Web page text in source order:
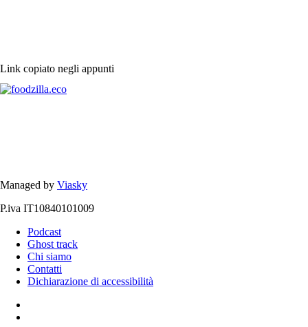
Link copiato negli appunti
Managed by Viasky
P.iva IT10840101009
Podcast
Ghost track
Chi siamo
Contatti
Dichiarazione di accessibilità